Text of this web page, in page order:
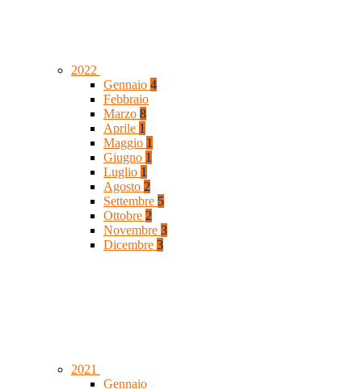
2022
Gennaio 4
Febbraio
Marzo 8
Aprile 1
Maggio 1
Giugno 1
Luglio 1
Agosto 2
Settembre 5
Ottobre 2
Novembre 3
Dicembre 3
2021
Gennaio